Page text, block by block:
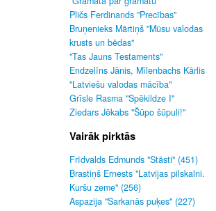
Pličs Ferdinands "Precības"
Bruņenieks Mārtiņš "Mūsu valodas
krusts un bēdas"
"Tas Jauns Testaments"
Endzelīns Jānis, Mīlenbachs Kārlis
"Latviešu valodas mācība"
Grīsle Rasma "Spēkildze I"
Ziedars Jēkabs "Šūpo šūpuli!"
Vairāk pirktās
Frīdvalds Edmunds "Stāsti" (451)
Brastiņš Ernests "Latvijas pilskalni.
Kuršu zeme" (256)
Aspazija "Sarkanās puķes" (227)